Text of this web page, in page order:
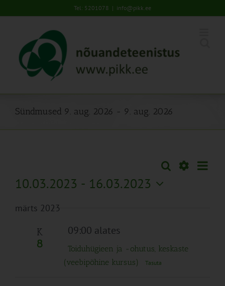
to
Tel: 5201078 | info@pikk.ee
Sündmused 9. aug. 2026 - 9. aug. 2026
Sündmused
Search
Otsi
10.03.2023 - 16.03.2023
kuupäev.
märts 2023
K
8
09:00 alates
Toiduhügieen ja -ohutus, keskaste
(veebipõhine kursus)
Tasuta